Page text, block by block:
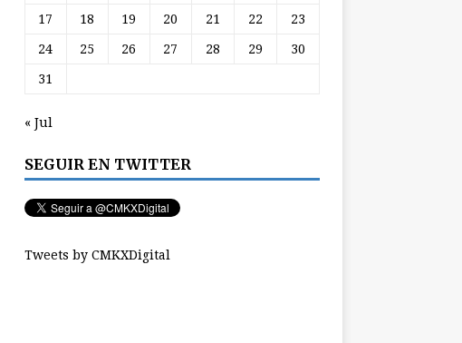
17 18 19 20 21 22 23
24 25 26 27 28 29 30
31
« Jul
SEGUIR EN TWITTER
Tweets by CMKXDigital